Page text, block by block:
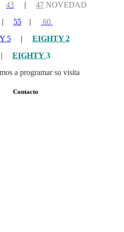
43 | 47 NOVEDAD
| 55 |
60
5|
EIGHTY 2
|
EIGHTY 3
a programar su visita
Contacto